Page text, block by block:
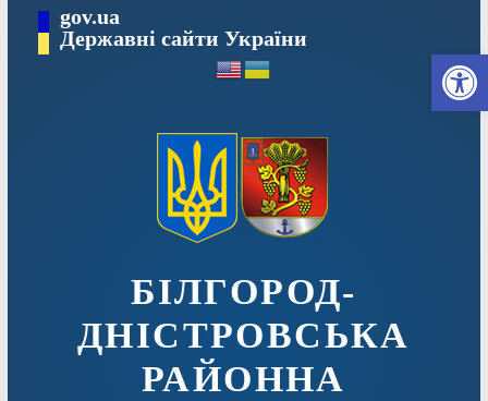
вмісту
gov.ua
Державні сайти України
БІЛГОРОД-
ДНІСТРОВСЬКА
РАЙОННА